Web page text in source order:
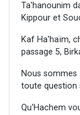
Ta'hanounim
Kippour et
Kaf Ha'haïm,
passage 5,
Nous sommes
toute question
Qu'Hachem